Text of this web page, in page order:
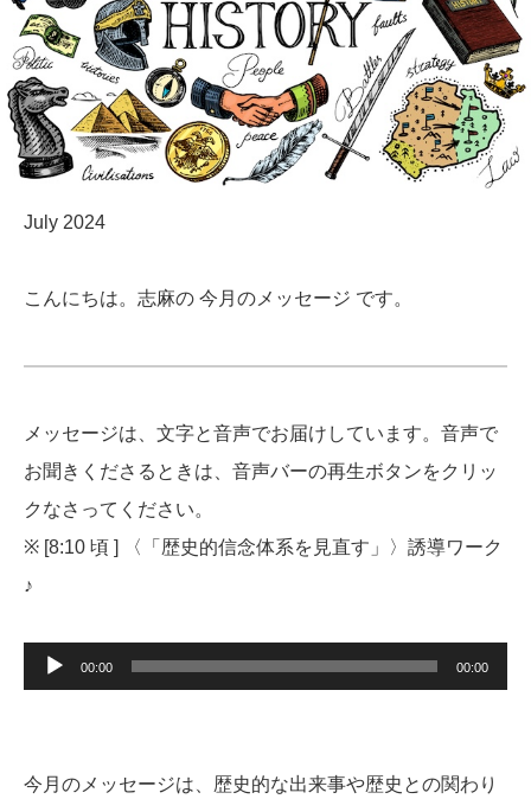
July 2024
こんにちは。志麻の 今月のメッセージ です。
メッセージは、文字と音声でお届けしています。音声で
お聞きくださるときは、音声バーの再生ボタンをクリッ
クなさってください。
※ [8:10 頃 ] 〈「歴史的信念体系を見直す」〉誘導ワーク
♪
ヤ
00:00 00:00
今月のメッセージは、歴史的な出来事や歴史との関わり